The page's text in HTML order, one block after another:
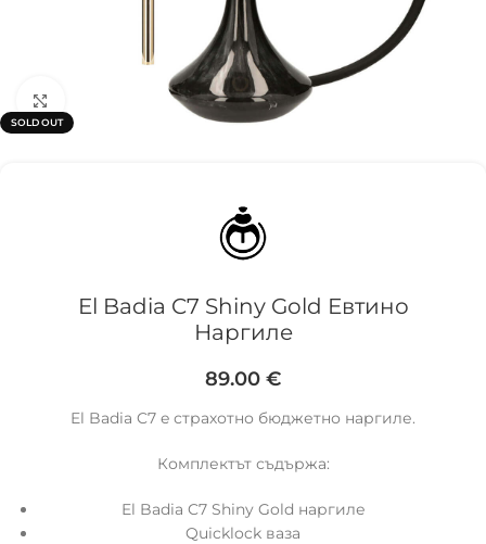
SOLD OUT
Click to enlarge
El Badia C7 Shiny Gold Евтино
Наргиле
89.00 €
El Badia C7 e страхотно бюджетно наргиле.
Комплектът съдържа:
El Badia C7 Shiny Gold наргиле
Quicklock ваза